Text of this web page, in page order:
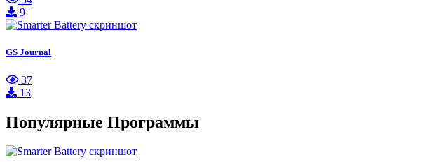
9
GS Journal
37
13
Популярные Программы